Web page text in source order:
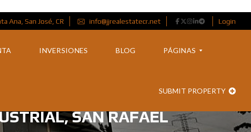
Ana, San José, CR info@jjrealestatecr.net Login
INVERSIONES BLOG PÁGINAS
O
B
SUBMIT PROPERTY
SAN RAFAEL